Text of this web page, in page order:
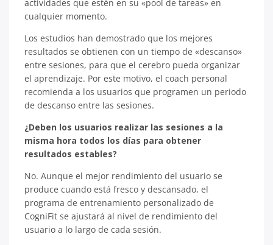
actividades que estén en su «pool de tareas» en
cualquier momento.
Los estudios han demostrado que los mejores
resultados se obtienen con un tiempo de «descanso»
entre sesiones, para que el cerebro pueda organizar
el aprendizaje. Por este motivo, el coach personal
recomienda a los usuarios que programen un periodo
de descanso entre las sesiones.
¿Deben los usuarios realizar las sesiones a la
misma hora todos los días para obtener
resultados estables?
No. Aunque el mejor rendimiento del usuario se
produce cuando está fresco y descansado, el
programa de entrenamiento personalizado de
CogniFit se ajustará al nivel de rendimiento del
usuario a lo largo de cada sesión.